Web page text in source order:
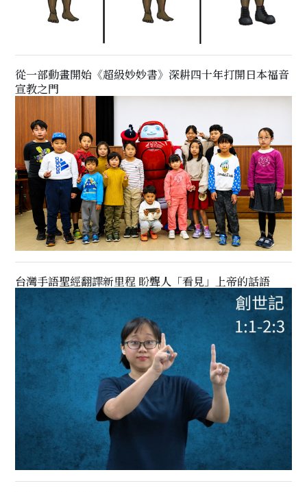
從一部動畫開始《超級妙妙書》深耕四十年打開日本福音
宣教之門
台灣手語聖經翻譯新里程 盼聾人「看見」上帝的話語